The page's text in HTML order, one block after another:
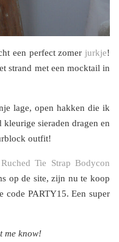
een perfect zomer jurkje!
strand met een mocktail in
lage, open hakken die ik
sieraden dragen en
outfit!
Tie Strap Bodycon
op de site, zijn nu te koop
code PARTY15. Een super
me know!